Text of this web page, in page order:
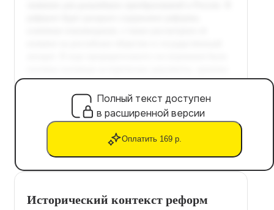
Полный текст доступен
в расширенной версии
Оплатить 169 р.
Исторический контекст реформ